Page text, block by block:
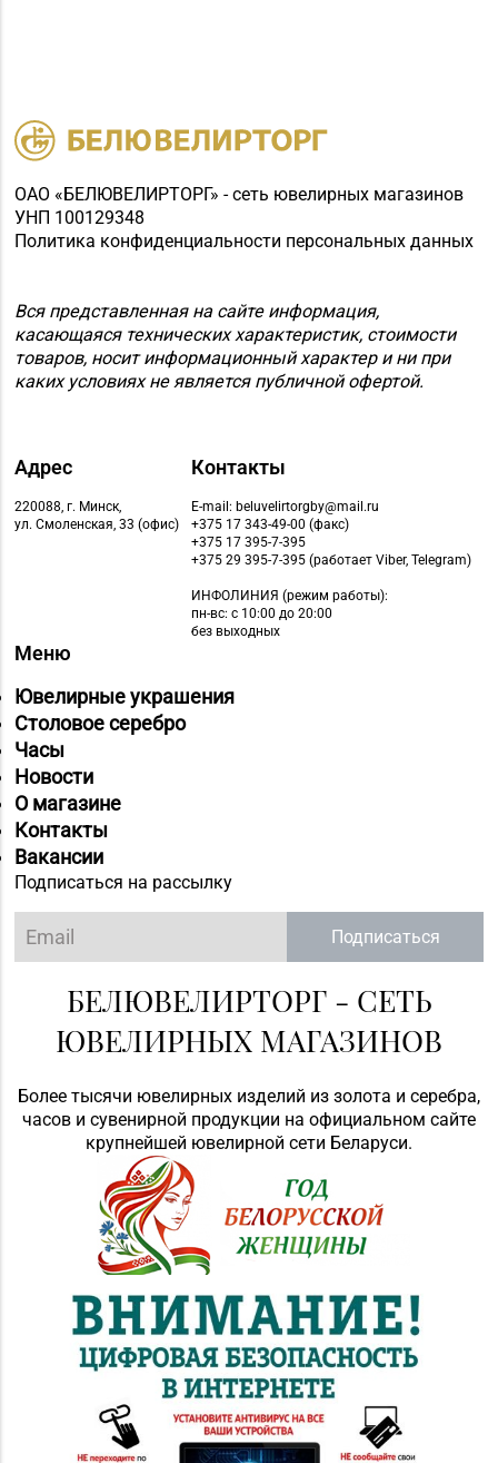
ОАО «БЕЛЮВЕЛИРТОРГ» - сеть ювелирных магазинов
УНП 100129348
Политика конфиденциальности персональных данных
Вся представленная на сайте информация,
касающаяся технических характеристик, стоимости
товаров, носит информационный характер и ни при
каких условиях не является публичной офертой.
Адрес
220088, г. Минск,
ул. Смоленская, 33 (офис)
Контакты
E-mail: beluvelirtorgby@mail.ru
+375 17 343-49-00 (факс)
+375 17 395-7-395
+375 29 395-7-395 (работает Viber, Telegram)
ИНФОЛИНИЯ (режим работы):
пн-вс: с 10:00 до 20:00
без выходных
Меню
Ювелирные украшения
Столовое серебро
Часы
Новости
О магазине
Контакты
Вакансии
Подписаться на рассылку
Подписаться
БЕЛЮВЕЛИРТОРГ - СЕТЬ
ЮВЕЛИРНЫХ МАГАЗИНОВ
Более тысячи ювелирных изделий из золота и серебра,
часов и сувенирной продукции на официальном сайте
крупнейшей ювелирной сети Беларуси.